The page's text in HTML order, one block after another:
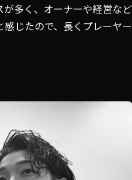
多く、オーナーや経営など
じたので、長くプレーヤー